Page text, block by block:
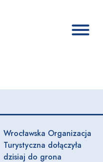
Wrocławska Organizacja
Turystyczna dołączyła
dzisiaj do grona